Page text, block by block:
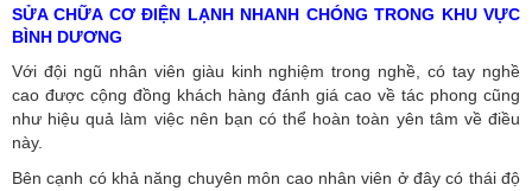
SỬA CHỮA CƠ ĐIỆN LẠNH NHANH CHÓNG TRONG KHU VỰC
BÌNH DƯƠNG
Với đội ngũ nhân viên giàu kinh nghiệm trong nghề, có tay nghề
cao được cộng đồng khách hàng đánh giá cao về tác phong cũng
như hiệu quả làm việc nên bạn có thể hoàn toàn yên tâm về điều
này.
Bên cạnh có khả năng chuyên môn cao nhân viên ở đây có thái độ